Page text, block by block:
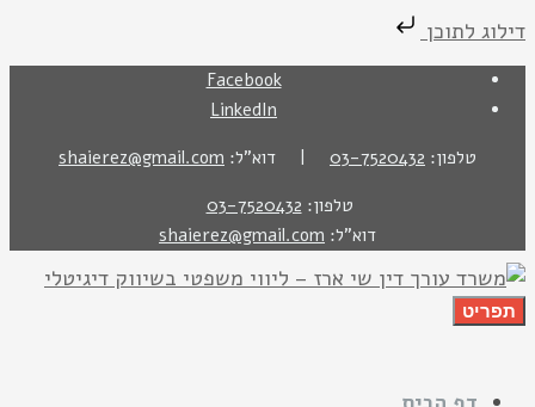
דילוג לתוכן
Facebook
LinkedIn
טלפון: 03-7520432 | דוא"ל: shaierez@gmail.com
טלפון: 03-7520432
דוא"ל: shaierez@gmail.com
תפריט